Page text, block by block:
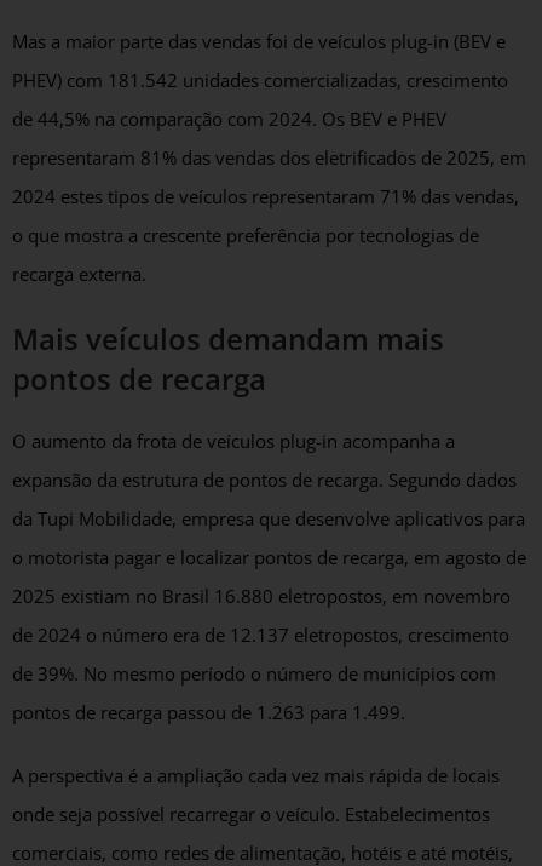
Mas a maior parte das vendas foi de veículos plug-in (BEV e
PHEV) com 181.542 unidades comercializadas, crescimento
de 44,5% na comparação com 2024. Os BEV e PHEV
representaram 81% das vendas dos eletrificados de 2025, em
2024 estes tipos de veículos representaram 71% das vendas,
o que mostra a crescente preferência por tecnologias de
recarga externa.
Mais veículos demandam mais
pontos de recarga
O aumento da frota de veículos plug-in acompanha a
expansão da estrutura de pontos de recarga. Segundo dados
da Tupi Mobilidade, empresa que desenvolve aplicativos para
o motorista pagar e localizar pontos de recarga, em agosto de
2025 existiam no Brasil 16.880 eletropostos, em novembro
de 2024 o número era de 12.137 eletropostos, crescimento
de 39%. No mesmo período o número de municípios com
pontos de recarga passou de 1.263 para 1.499.
A perspectiva é a ampliação cada vez mais rápida de locais
onde seja possível recarregar o veículo. Estabelecimentos
comerciais, como redes de alimentação, hotéis e até motéis,